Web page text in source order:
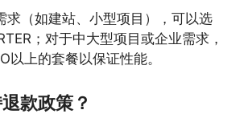
求（如建站、小型项目），可以选
；对于中大型项目或企业需求，
以上的套餐以保证性能。
款政策？